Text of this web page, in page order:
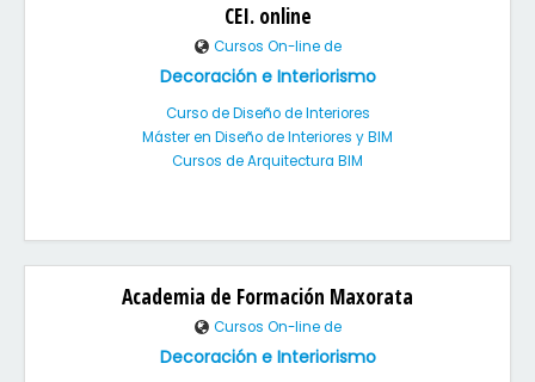
CEI. online
Cursos On-line de
Decoración e Interiorismo
Curso de Diseño de Interiores
Máster en Diseño de Interiores y BIM
Cursos de Arquitectura BIM
Academia de Formación Maxorata
Cursos On-line de
Decoración e Interiorismo